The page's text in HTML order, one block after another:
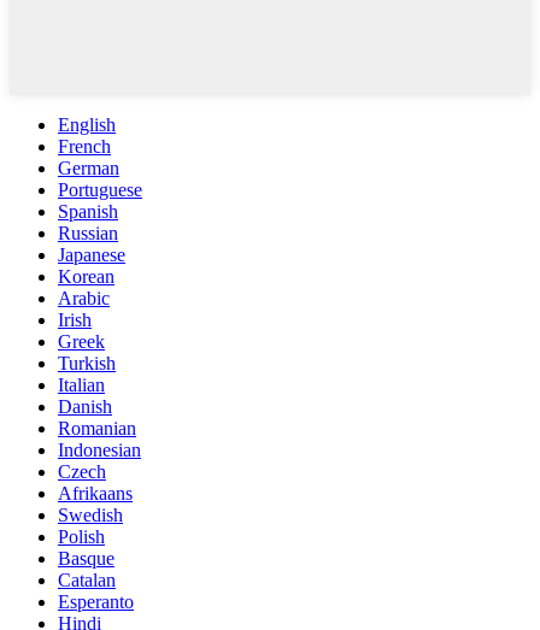
English
French
German
Portuguese
Spanish
Russian
Japanese
Korean
Arabic
Irish
Greek
Turkish
Italian
Danish
Romanian
Indonesian
Czech
Afrikaans
Swedish
Polish
Basque
Catalan
Esperanto
Hindi